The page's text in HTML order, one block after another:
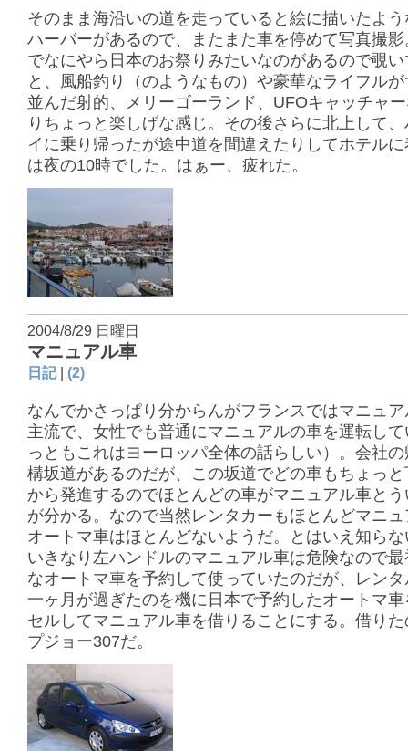
そのまま海沿いの道を走っていると絵に描いたよ
ハーバーがあるので、またまた車を停めて写真撮
でなにやら日本のお祭りみたいなのがあるので覗
と、風船釣り（のようなもの）や豪華なライフル
並んだ射的、メリーゴーランド、UFOキャッチャ
りちょっと楽しげな感じ。その後さらに北上して
イに乗り帰ったが途中道を間違えたりしてホテル
は夜の10時でした。はぁー、疲れた。
2004/8/29 日曜日
マニュアル車
日記| (2)
なんでかさっぱり分からんがフランスではマニュ
主流で、女性でも普通にマニュアルの車を運転し
っともこれはヨーロッパ全体の話らしい）。会社
構坂道があるのだが、この坂道でどの車もちょっ
から発進するのでほとんどの車がマニュアル車と
が分かる。なので当然レンタカーもほとんどマニ
オートマ車はほとんどないようだ。とはいえ知ら
いきなり左ハンドルのマニュアル車は危険なので
なオートマ車を予約して使っていたのだが、レン
一ヶ月が過ぎたのを機に日本で予約したオートマ
セルしてマニュアル車を借りることにする。借り
プジョー307だ。